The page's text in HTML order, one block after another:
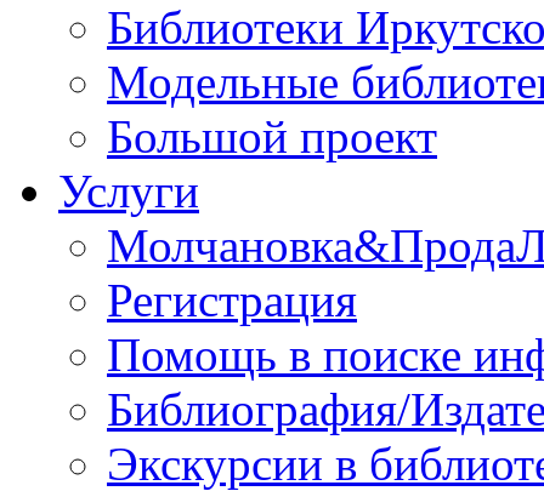
Библиотеки
Модельные
Большой проект
Услуги
Регистрация
Помощь в поиске
Библиография/
Экскурсии в